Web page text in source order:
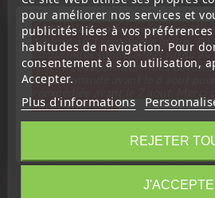
Étui, housse de protection de clés
Étui Housse De Protection Pour
Ducato 500 BOXER JUMPER
pour améliorer nos services et
publicités liées à vos
habitudes de navigation. Pour
consentement à son utilisation,
Accepter.
Plus d'informations
REJETER
J'ACCEPTE
« Attention, notre société sera
10 aout au 1 septembre inclus.
commandes sont traitées jusqu'au
le service réparation nous
télécommande avant le 6 aout
compréhension»
Fermer
Information